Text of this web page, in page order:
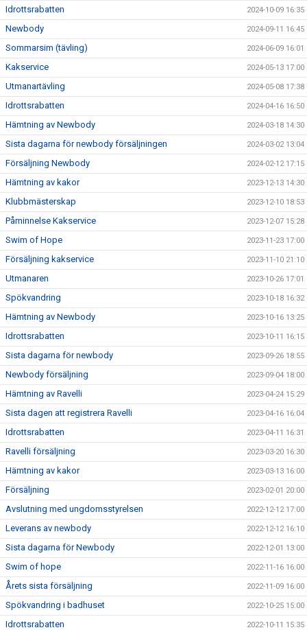
Idrottsrabatten 2024-10-09 16:35
Newbody 2024-09-11 16:45
Sommarsim (tävling) 2024-06-09 16:01
Kakservice 2024-05-13 17:00
Utmanartävling 2024-05-08 17:38
Idrottsrabatten 2024-04-16 16:50
Hämtning av Newbody 2024-03-18 14:30
Sista dagarna för newbody försäljningen 2024-03-02 13:04
Försäljning Newbody 2024-02-12 17:15
Hämtning av kakor 2023-12-13 14:30
Klubbmästerskap 2023-12-10 18:53
Påminnelse Kakservice 2023-12-07 15:28
Swim of Hope 2023-11-23 17:00
Försäljning kakservice 2023-11-10 21:10
Utmanaren 2023-10-26 17:01
Spökvandring 2023-10-18 16:32
Hämtning av Newbody 2023-10-16 13:25
Idrottsrabatten 2023-10-11 16:15
Sista dagarna för newbody 2023-09-26 18:55
Newbody försäljning 2023-09-04 18:00
Hämtning av Ravelli 2023-04-24 15:29
Sista dagen att registrera Ravelli 2023-04-16 16:04
Idrottsrabatten 2023-04-11 16:31
Ravelli försäljning 2023-03-20 16:30
Hämtning av kakor 2023-03-13 16:00
Försäljning 2023-02-01 20:00
Avslutning med ungdomsstyrelsen 2022-12-12 17:00
Leverans av newbody 2022-12-12 16:10
Sista dagarna för Newbody 2022-12-01 13:00
Swim of hope 2022-11-16 16:00
Årets sista försäljning 2022-11-09 16:00
Spökvandring i badhuset 2022-10-25 15:00
Idrottsrabatten 2022-10-11 15:35